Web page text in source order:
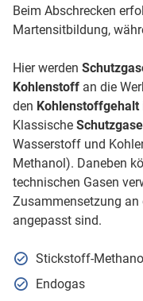
Beim Abschrecken
Martensitbildung,
Hier werden
Kohlenstoff an die
den Kohlenstoffgehalt
Klassische Schutzgase
Wasserstoff und
Methanol). Daneben
technischen Gasen
Zusammensetzung
angepasst sind.
Stickstoff-
Endogas